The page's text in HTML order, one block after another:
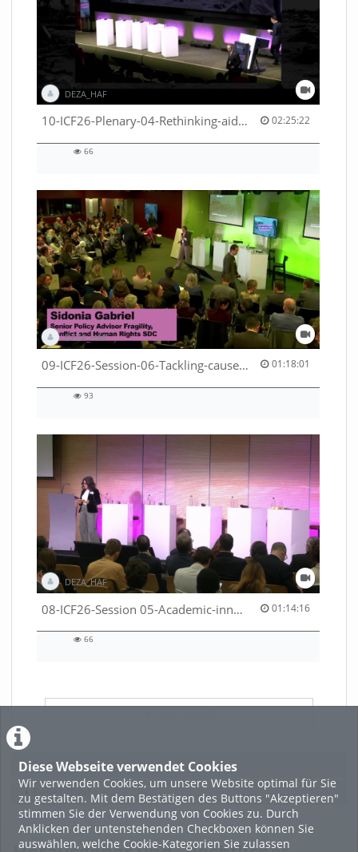
Diese Webseite verwendet Cookies
Wir verwenden Cookies, um unsere Website optimal für Sie
zu gestalten. Mit dem Bestätigen des Buttons "Akzeptieren"
stimmen Sie der Verwendung von Cookies zu. Durch
Anklicken der untenstehenden Checkboxen können Sie
auswählen, welche Cookie-Kategorien Sie zulassen
DEZA_HAF
10-ICF26-Plenary-04-Rethinking-aid-deliveries-for-greater-impact-with-existing-resources-53529531710001791 02:25:22
02:25:22 duration
66
DEZA_HAF
09-ICF26-Session-06-Tackling-causes-of-crises-not-symptoms-53529531690001791 01:18:01
01:18:01 duration
93
DEZA_HAF
08-ICF26-Session 05-Academic-innovation-meets-international-cooperation-53529531670001791 01:14:16
01:14:16 duration
66
Featured
Beliebtheit